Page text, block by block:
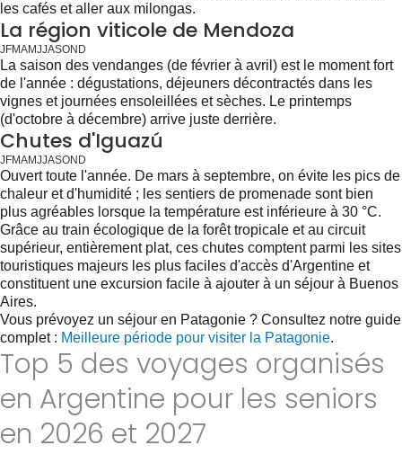
les cafés et aller aux milongas.
La région viticole de Mendoza
J FMAMJJASON D
La saison des vendanges (de février à avril) est le moment fort
de l'année : dégustations, déjeuners décontractés dans les
vignes et journées ensoleillées et sèches. Le printemps
(d'octobre à décembre) arrive juste derrière.
Chutes d'Iguazú
J FMAMJJASON D
Ouvert toute l'année. De mars à septembre, on évite les pics de
chaleur et d'humidité ; les sentiers de promenade sont bien
plus agréables lorsque la température est inférieure à 30 °C.
Grâce au train écologique de la forêt tropicale et au circuit
supérieur, entièrement plat, ces chutes comptent parmi les sites
touristiques majeurs les plus faciles d'accès d'Argentine et
constituent une excursion facile à ajouter à un séjour à Buenos
Aires.
Vous prévoyez un séjour en Patagonie ? Consultez notre guide
complet : Meilleure période pour visiter la Patagonie.
Top 5 des voyages organisés
en Argentine pour les seniors
en 2026 et 2027